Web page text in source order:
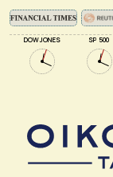
DOW JONES SP 500